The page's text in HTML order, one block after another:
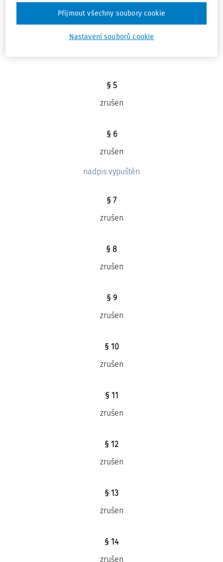
zrušen
§ 4
§ 5
zrušen
§ 6
zrušen
nadpis vypuštěn
§ 7
zrušen
§ 8
zrušen
§ 9
zrušen
§ 10
zrušen
§ 11
zrušen
§ 12
zrušen
§ 13
zrušen
§ 14
zrušen
Nastavení souborů cookie
Přijmout všechny soubory cookie